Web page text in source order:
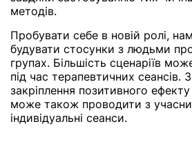
методів.
Пробувати себе в новій ролі,
будувати стосунки з людьми
групах. Більшість сценаріїв
під час терапевтичних сеансів.
закріплення позитивного
може також проводити з
індивідуальні сеанси.